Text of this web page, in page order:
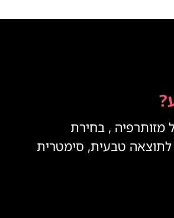
מזותרפיה , בחירת
לתוצאה טבעית, סימטרית